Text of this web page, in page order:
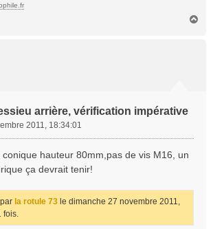
arrière, vérification impérative
2011, 18:34:01
conique hauteur 80mm,pas de vis M16, un
ça devrait tenir!
la rotule 73 le dimanche 27 novembre 2011,
fois.